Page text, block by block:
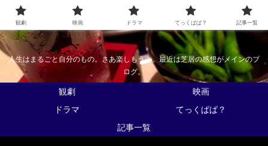
なんかくうかい
人生はまるごと自分のもの。さあ楽しもう！。最近は芝居の感想がメインのブ
ログ。
観劇
映画
ドラマ
てっくぱぱ？
記事一覧
観劇 映画 ドラマ てっくぱぱ？ 記事一覧